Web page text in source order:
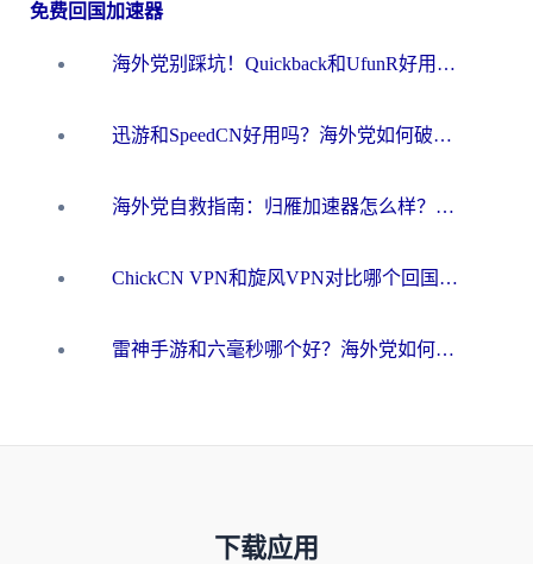
免费回国加速器
海外党别踩坑！Quickback和UfunR好用吗？选对回国加速器才能无缝刷国内资源
迅游和SpeedCN好用吗？海外党如何破解那道看不见的墙
海外党自救指南：归雁加速器怎么样？教你避开坑实现国内资源无缝访问
ChickCN VPN和旋风VPN对比哪个回国效果更好？海外用户的选择困境与出路
雷神手游和六毫秒哪个好？海外党如何真正解锁国内资源
下载应用